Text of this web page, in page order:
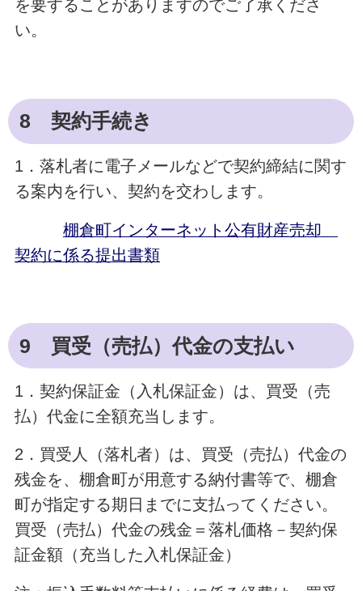
を要することがありますのでご了承くださ
い。
8 契約手続き
1．落札者に電子メールなどで契約締結に関す
る案内を行い、契約を交わします。
棚倉町インターネット公有財産売却
契約に係る提出書類
9 買受（売払）代金の支払い
1．契約保証金（入札保証金）は、買受（売
払）代金に全額充当します。
2．買受人（落札者）は、買受（売払）代金の
残金を、棚倉町が用意する納付書等で、棚倉
町が指定する期日までに支払ってください。
買受（売払）代金の残金＝落札価格－契約保
証金額（充当した入札保証金）